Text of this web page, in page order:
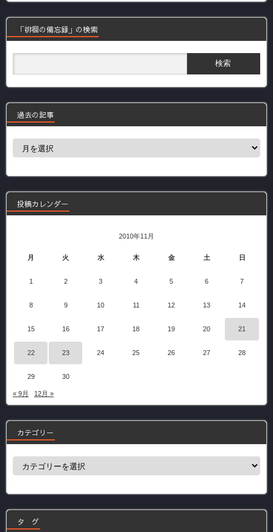
「徘徊の備忘録」の検索
過去の記事
過
事
投稿カレンダー
2010年11月
月 火 水 木 金 土 日
1 2 3 4 5 6 7
8 9 10 11 12 13 14
15 16 17 18 19 20 21
22 23 24 25 26 27 28
29 30
« 9月 12月 »
カテゴリー
カ
ー
タ グ